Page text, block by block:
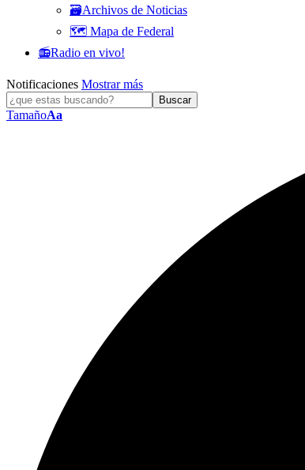
🗃️Archivos de Noticias
🗺️ Mapa de Federal
📻Radio en vivo!
Notificaciones Mostrar más
TamañoAa